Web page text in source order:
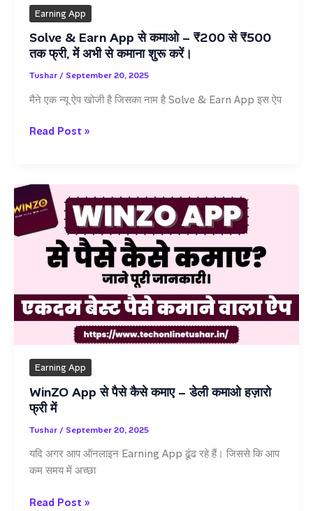
Earning App
Solve & Earn App से कमाओ – ₹200 से ₹500
तक फ्री, में अभी से कमाना शुरू करें।
Tushar/ September 20, 2025
मैने एक न्यू ऐप खोजी है जिसका नाम है Solve & Earn App इस ऐप
Solve
App
से
कमाओ
–
₹200
तक
फ्री,
अभी
से
शुरू
करें।
Read Post »
Earning App
WinZO App से पैसे कैसे कमाए – डेली कमाओ हज़ारो
फ्री में
Tushar / September 20, 2025
यदि अगर आप ऑनलाइन Earning App ढूंढ रहे हैं। जिससे कि आप
कम समय में अच्छा
WinZO
Read Post »